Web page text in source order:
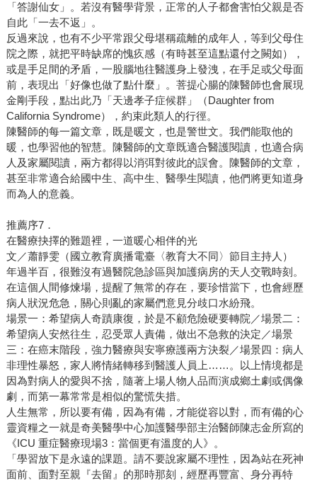
「答謝仙女」。若沒有醫學背景，正常的人子都會害怕父親是否
自此「一去不返」。
反過來說，也有不少平常跟父母堪稱疏離的成年人，等到父母住
院之際，就把平時缺席的愧疚感（有時甚至這點還付之闕如），
或是手足間的矛盾，一股腦地往醫護身上發洩，在手足或父母面
前，表現出「好像也做了點什麼」。菩提心腸的陳醫師也會展現
金剛手段，點出此乃「天邊孝子症候群」（Daughter from
California Syndrome），約束此類人的行徑。
陳醫師的每一篇文章，既是暖文，也是警世文。我們能取他的
暖，也學習他的智慧。陳醫師的文章既適合醫護閱讀，也適合病
人及家屬閱讀，兩方都得以消弭對彼此的誤會。陳醫師的文章，
甚至非常適合給國中生、高中生、醫學生閱讀，他們將更知道身
而為人的意義。
推薦序7．
在醫療抉擇的難題裡，一道暖心相伴的光
文／蕭靜雯（國立教育廣播電臺〈教育大不同〉節目主持人）
年過半百，很難沒有過醫院急診區與加護病房的天人交戰時刻。
在這個人間修煉場，提醒了無常的存在，要珍惜當下，也會經歷
病人狀況危急，關心則亂的家屬們意見分歧口水紛飛。
場景一：希望病人奇蹟康復，於是不顧危險硬要轉院／場景二：
希望病人安然往生，忍受眾人責備，做出不急救的決定／場景
三：在癌末階段，強力醫療與安寧療護兩方決裂／場景四：病人
非理性暴怒，家人將情緒轉移到醫護人員上……。以上情境都是
因為對病人的愛與不捨，隨著上場人物人品而演成鄉土劇或偶像
劇，而第一幕常常是相似的驚慌失措。
人生無常，所以要有備，因為有備，才能從容以對，而有備的心
靈資糧之一就是奇美醫學中心加護醫學部主治醫師陳志金所寫的
《ICU 重症醫療現場3：當個更有溫度的人》。
「學習放下是永遠的課題。請不要說家屬不理性，因為站在死神
面前、面對至親『去留』的那時那刻，經歷再豐富、身分再特